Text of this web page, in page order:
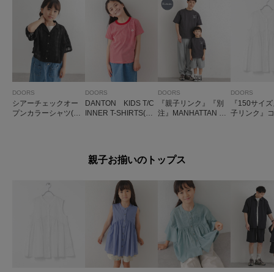
DOORS
シアーチェックオー
プンカラーシャツ(KI
DOORS
DANTON KIDS T/C
INNER T-SHIRTS(KI
DOORS
『親子リンク』『別
注』MANHATTAN P
DOORS
『150サイ
子リンク』
親子お揃いのトップス